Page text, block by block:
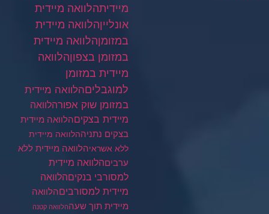
מיידיתהלוואה מיידית
אונלייןהלוואה מיידית
במזומןהלוואה מיידית
במזומן בצפוןהלוואה
מיידית במזומן
למוגבליםהלוואה מיידית
במזומן שוק אפורהלוואה
מיידית בצקיםהלוואה מיידית
בצקים נתניההלוואה מיידית
ללא אשראיהלוואה מיידית ללא
ערביםהלוואה מיידית
למסורבי בנקיםהלוואה
מיידית למסורביםהלוואה
מיידית תוך שעההלוואה קטנה